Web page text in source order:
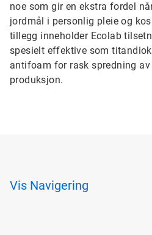
noe som gir en ekstra fordel
jordmål i personlig pleie og
tillegg inneholder Ecolab
spesielt effektive som
antifoam for rask spredning
produksjon.
Vis Navigering